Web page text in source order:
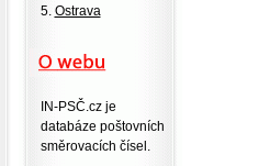
5. Ostrava
IN-PSČ.cz je
databáze poštovních
směrovacích čísel.